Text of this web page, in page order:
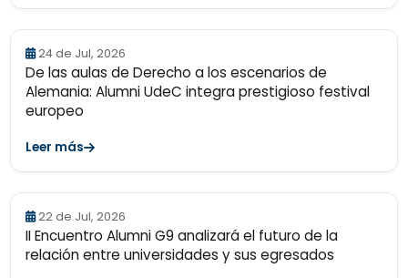
24 de Jul, 2026
De las aulas de Derecho a los escenarios de
Alemania: Alumni UdeC integra prestigioso festival
europeo
Leer más
22 de Jul, 2026
II Encuentro Alumni G9 analizará el futuro de la
relación entre universidades y sus egresados